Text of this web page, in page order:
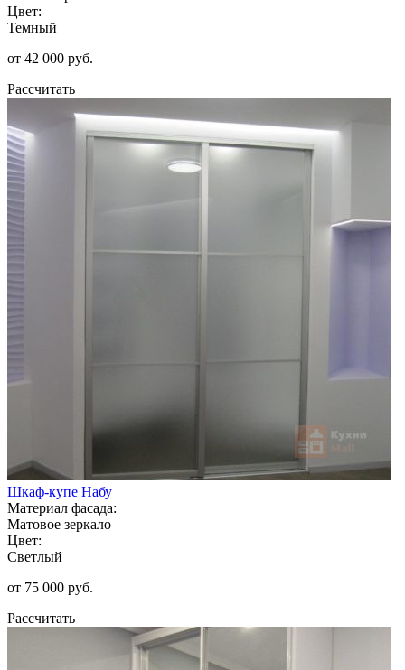
Цвет:
Темный
от 42 000 руб.
Рассчитать
Шкаф-купе Набу
Материал фасада:
Матовое зеркало
Цвет:
Светлый
от 75 000 руб.
Рассчитать